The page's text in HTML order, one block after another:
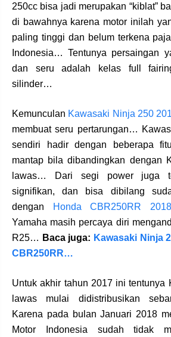
250cc bisa jadi merupakan “kiblat”
di bawahnya karena motor inilah
paling tinggi dan belum terkena
Indonesia… Tentunya persaingan
dan seru adalah kelas full
silinder…
Kemunculan Kawasaki Ninja 250
membuat seru pertarungan…
sendiri hadir dengan beberapa
mantap bila dibandingkan dengan
lawas… Dari segi power juga
signifikan, dan bisa dibilang
dengan
Honda CBR250RR 2018
Yamaha masih percaya diri
R25… Baca juga: Kawasaki Ninja
CBR250RR…
Untuk akhir tahun 2017 ini tentunya
lawas mulai didistribusikan
Karena pada bulan Januari 2018
Motor Indonesia sudah tidak